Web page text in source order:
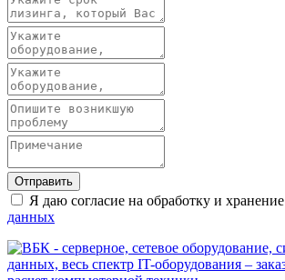
Отправить
Я даю согласие на обработку и хранение
данных